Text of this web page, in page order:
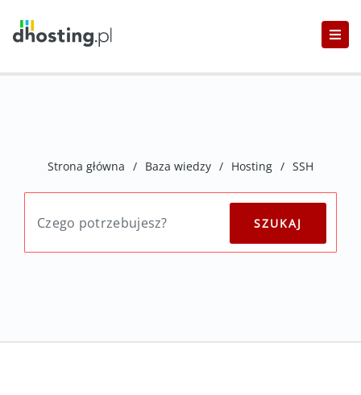
Strona główna / Baza wiedzy / Hosting / SSH